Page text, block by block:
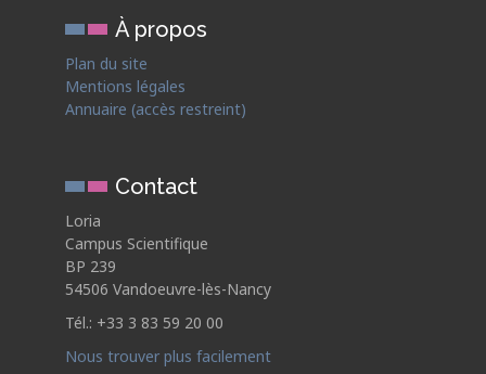
À propos
Plan du site
Mentions légales
Annuaire (accès restreint)
Contact
Loria
Campus Scientifique
BP 239
54506 Vandoeuvre-lès-Nancy
Tél.: +33 3 83 59 20 00
Nous trouver plus facilement